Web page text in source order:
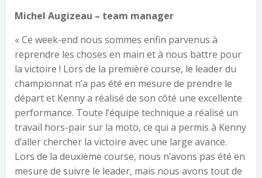
Michel Augizeau – team manager
« Ce week-end nous sommes enfin parvenus à
reprendre les choses en main et à nous battre pour
la victoire ! Lors de la première course, le leader du
championnat n’a pas été en mesure de prendre le
départ et Kenny a réalisé de son côté une excellente
performance. Toute l’équipe technique a réalisé un
travail hors-pair sur la moto, ce qui a permis à Kenny
d’aller chercher la victoire avec une large avance.
Lors de la deuxième course, nous n’avons pas été en
mesure de suivre le leader, mais nous avons tout de